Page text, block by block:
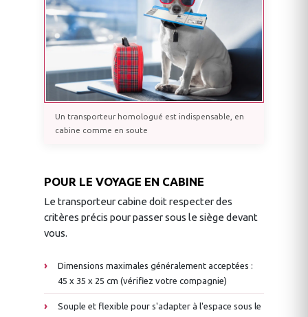
Un transporteur homologué est indispensable, en
cabine comme en soute
POUR LE VOYAGE EN CABINE
Le transporteur cabine doit respecter des
critères précis pour passer sous le siège devant
vous.
Dimensions maximales généralement acceptées :
45 x 35 x 25 cm (vérifiez votre compagnie)
Souple et flexible pour s'adapter à l'espace sous le